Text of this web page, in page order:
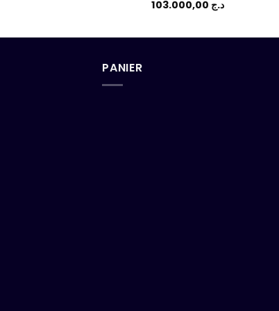
د.ج
PANIER